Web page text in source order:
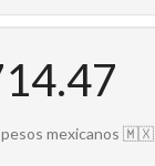
pesos mexicanos 🇲🇽